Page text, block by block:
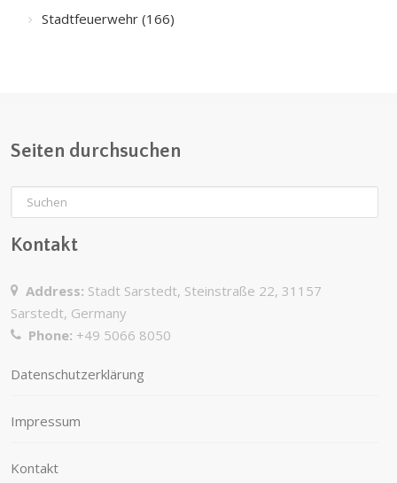
Stadtfeuerwehr (166)
Seiten durchsuchen
Kontakt
Address: Stadt Sarstedt, Steinstraße 22, 31157
Sarstedt, Germany
Phone: +49 5066 8050
Datenschutzerklärung
Impressum
Kontakt